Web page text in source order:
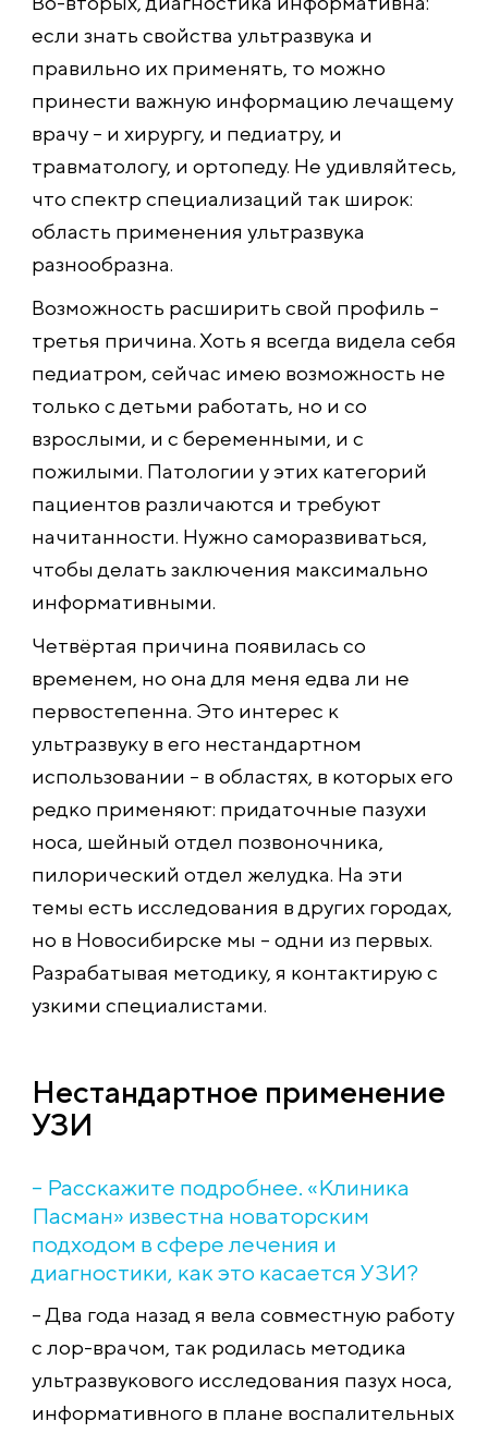
если знать свойства ультразвука и
правильно их применять, то можно
принести важную информацию лечащему
врачу – и хирургу, и педиатру, и
травматологу, и ортопеду. Не удивляйтесь,
что спектр специализаций так широк:
область применения ультразвука
разнообразна.
Возможность расширить свой профиль –
третья причина. Хоть я всегда видела себя
педиатром, сейчас имею возможность не
только с детьми работать, но и со
взрослыми, и с беременными, и с
пожилыми. Патологии у этих категорий
пациентов различаются и требуют
начитанности. Нужно саморазвиваться,
чтобы делать заключения максимально
информативными.
Четвёртая причина появилась со
временем, но она для меня едва ли не
первостепенна. Это интерес к
ультразвуку в его нестандартном
использовании – в областях, в которых его
редко применяют: придаточные пазухи
носа, шейный отдел позвоночника,
пилорический отдел желудка. На эти
темы есть исследования в других городах,
но в Новосибирске мы – одни из первых.
Разрабатывая методику, я контактирую с
узкими специалистами.
Нестандартное применение
УЗИ
– Расскажите подробнее. «Клиника
Пасман» известна новаторским
подходом в сфере лечения и
диагностики, как это касается УЗИ?
– Два года назад я вела совместную работу
с лор-врачом, так родилась методика
ультразвукового исследования пазух носа,
информативного в плане воспалительных